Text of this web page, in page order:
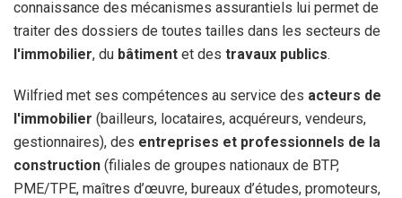
connaissance des mécanismes assurantiels lui permet de
traiter des dossiers de toutes tailles dans les secteurs de
l'immobilier, du bâtiment et des travaux publics.
Wilfried met ses compétences au service des acteurs de
l'immobilier (bailleurs, locataires, acquéreurs, vendeurs,
gestionnaires), des entreprises et professionnels de la
construction (filiales de groupes nationaux de BTP,
PME/TPE, maîtres d’œuvre, bureaux d’études, promoteurs,